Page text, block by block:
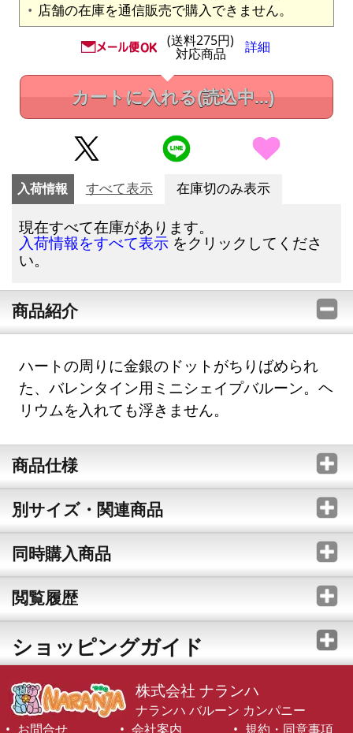
店舗の在庫を通信販売で購入できません。
(送料275円)
対応商品 詳細
カートに入れる(読込中...)
入荷情報 すべて表示 在庫切のみ表示
現在すべて在庫があります。
入荷情報をすべて表示 をクリックしてくださ
い。
商品紹介
ハートの周りに金銀のドットがちりばめられ
た、バレンタイン用ミニシェイプバルーン。ヘ
リウムを入れても浮きません。
商品仕様
別サイズ・関連商品
同時購入商品
閲覧履歴
ショッピングガイド
株式会社 ナランハ
ナランハ バルーン カンパニー
お問合せ
会社案内 規約・同意事項